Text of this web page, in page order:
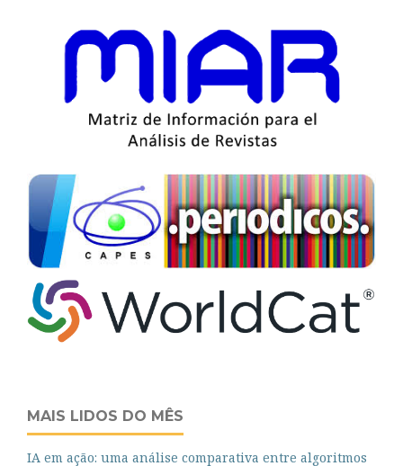
MAIS LIDOS DO MÊS
IA em ação: uma análise comparativa entre algoritmos